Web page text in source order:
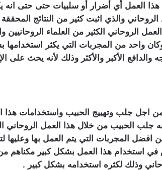
العمل أي أضرار أو سلبيات حتى حتى انه
والذي اثبت كثير من النتائج المحققة
الروحاني الكثير من العلماء الروحانيين
وكان واحد من المجربات التي يكثر استخدامها
الأكبر والأكثر وذلك لأنه يحث على
جلب وتهييج الحبيب واستخدامات هذا
جلب الحبيب من خلال هذا العمل
افضل المجربات التي يتم العمل بها وعليها
في استخدام هذا العمل بشكل كبير
وذلك لكثره استخدامه بشكل كبير .